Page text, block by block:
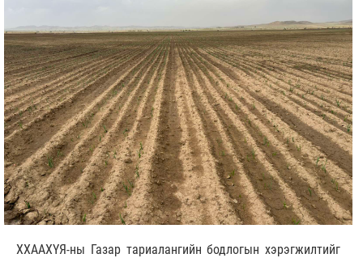
ХХААХҮЯ-ны Газар тариалангийн бодлогын хэрэгжилтийг